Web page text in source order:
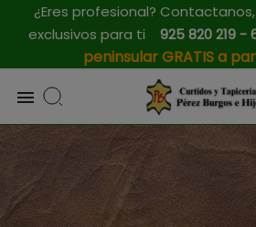
¿Eres profesional?
exclusivos para ti 925 820 219 -
peninsular GRATIS a
